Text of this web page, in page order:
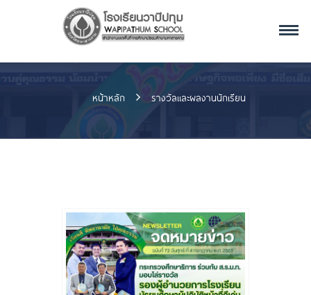
หน้าหลัก รางวัลและผลงานนักเรียน